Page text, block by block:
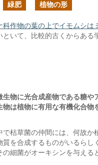
緑肥 植物の形
科作物の葉の上でイモムシは
といて、比較的古くからある
生物に光合成産物である糖や
物は植物に有用な有機化合物
で枯草菌の仲間には、何故か
質を合成するものがいるらし
細菌がオーキシンを与える